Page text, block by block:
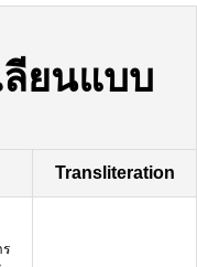
ลียนแบบ
Transliteration
ร